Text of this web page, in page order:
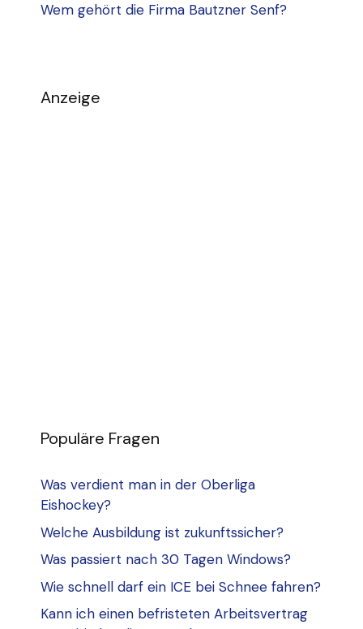
Wem gehört die Firma Bautzner Senf?
Anzeige
Populäre Fragen
Was verdient man in der Oberliga
Eishockey?
Welche Ausbildung ist zukunftssicher?
Was passiert nach 30 Tagen Windows?
Wie schnell darf ein ICE bei Schnee fahren?
Kann ich einen befristeten Arbeitsvertrag